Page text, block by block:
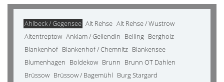
Ahlbeck / Gegensee Alt Rehse Alt Rehse / Wustrow
Altentreptow Anklam / Gellendin Belling Bergholz
Blankenhof Blankenhof / Chemnitz Blankensee
Blumenhagen Boldekow Brunn Brunn OT Dahlen
Brüssow Brüssow / Bagemühl Burg Stargard